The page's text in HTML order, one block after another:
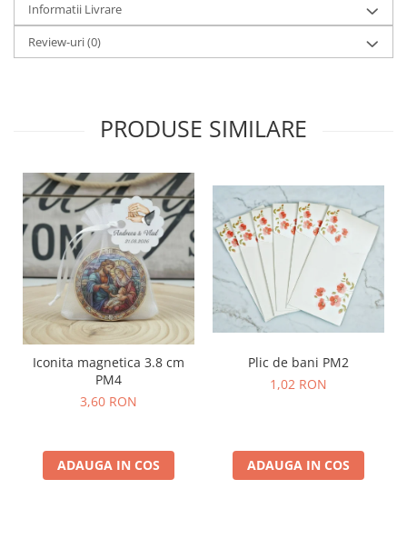
Informatii Livrare
Review-uri(0)
PRODUSE SIMILARE
Iconita magnetica 3.8 cm
PM4
3,60 RON
ADAUGA IN COS
Plic de bani PM2
1,02 RON
ADAUGA IN COS